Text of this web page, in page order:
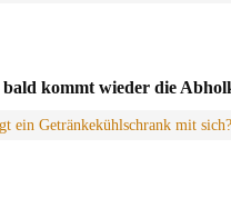
bald kommt wieder die